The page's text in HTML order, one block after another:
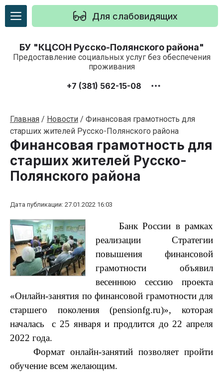
Для слабовидящих
БУ "КЦСОН Русско-Полянского района"
Предоставление социальных услуг без обеспечения
проживания
+7 (381) 562-15-08
Главная / Новости / Финансовая грамотность для
старших жителей Русско-Полянского района
Финансовая грамотность для
старших жителей Русско-
Полянского района
Дата публикации: 27.01.2022 16:03
Банк России в рамках
реализации Стратегии
повышения финансовой
грамотности объявил
весеннюю сессию проекта
«Онлайн-занятия по финансовой грамотности для
старшего поколения (pensionfg.ru)», которая
началась с 25 января и продлится до 22 апреля
2022 года.
Формат онлайн-занятий позволяет пройти
обучение всем желающим.